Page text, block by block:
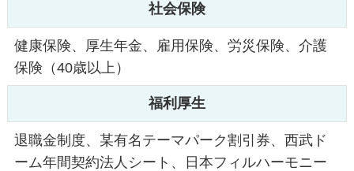
社会保険
健康保険、厚生年金、雇用保険、労災保険、介護
保険（40歳以上）
福利厚生
退職金制度、某有名テーマパーク割引券、西武ド
ーム年間契約法人シート、日本フィルハーモニー